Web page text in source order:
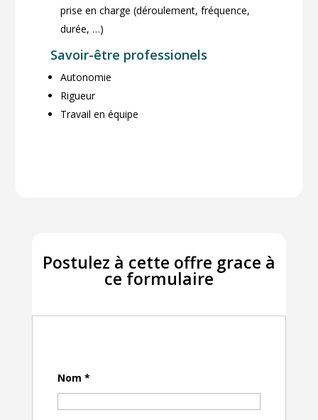
prise en charge (déroulement, fréquence,
durée, …)
Savoir-être professionels
Autonomie
Rigueur
Travail en équipe
Postulez à cette offre grace à
ce formulaire
Nom *